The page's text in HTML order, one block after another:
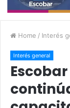
Home / Interés
Interés general